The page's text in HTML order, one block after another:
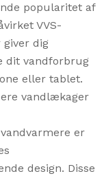
popularitet af
VVS-
giver dig
dit vandforbrug
eller tablet.
vandlækager
er
design. Disse